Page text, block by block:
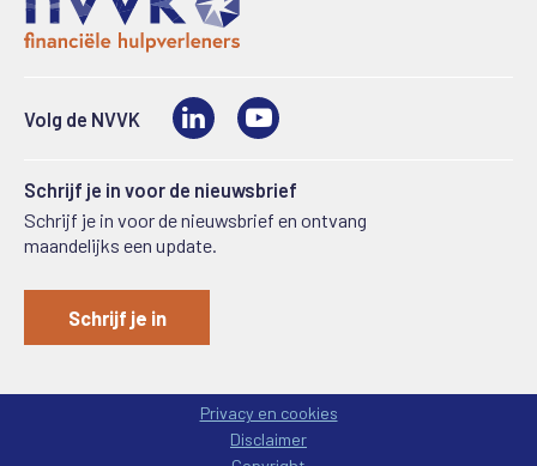
Volg de NVVK LinkedIn
Schrijf je in voor de nieuwsbrief
Schrijf je in voor de nieuwsbrief en ontvang
maandelijks een update.
Schrijf je in
Privacy en cookies
Disclaimer